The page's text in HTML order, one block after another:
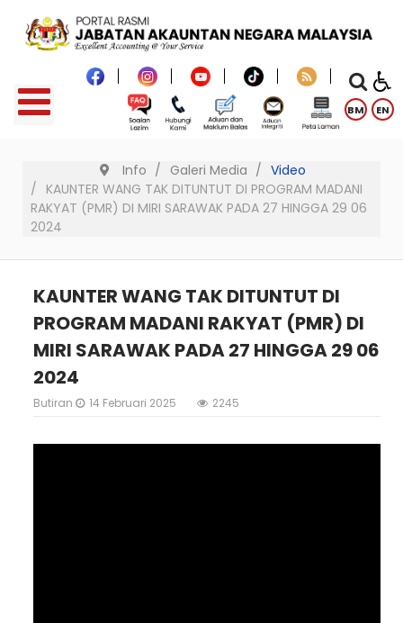
BM EN
Info Galeri Media
Video
KAUNTER WANG TAK DITUNTUT DI PROGRAM MADANI
RAKYAT (PMR) DI MIRI SARAWAK PADA 27 HINGGA 29 06
2024
KAUNTER WANG TAK DITUNTUT DI
PROGRAM MADANI RAKYAT (PMR) DI
MIRI SARAWAK PADA 27 HINGGA 29 06
2024
Butiran 14 Februari 2025 2245